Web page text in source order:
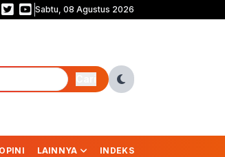
265 Gedung Disiapkan Tampung 150 Ribu Anak
Sabtu, 08 Agustus 2026
OPINI LAINNYA INDEKS